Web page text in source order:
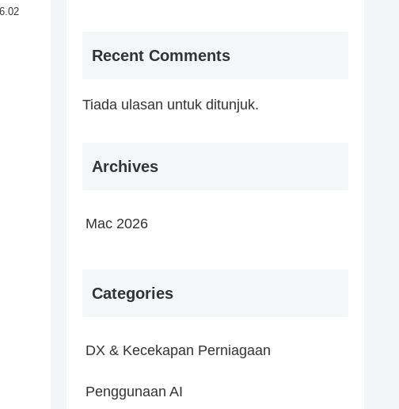
Recent Comments
Tiada ulasan untuk ditunjuk.
Archives
Mac 2026
Categories
DX & Kecekapan Perniagaan
Penggunaan AI